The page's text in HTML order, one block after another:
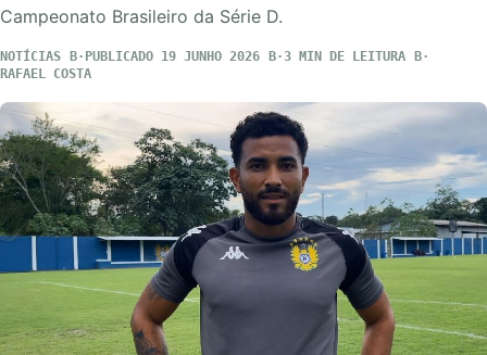
Campeonato Brasileiro da Série D.
NOTÍCIAS PUBLICADO 19 JUNHO 2026
3 MIN DE LEITURA
RAFAEL COSTA